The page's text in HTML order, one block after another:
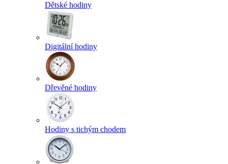
Dětské hodiny
Digitální hodiny
Dřevěné hodiny
Hodiny s tichým chodem